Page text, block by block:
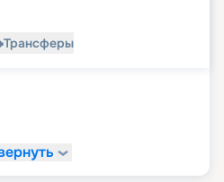
Трансферы